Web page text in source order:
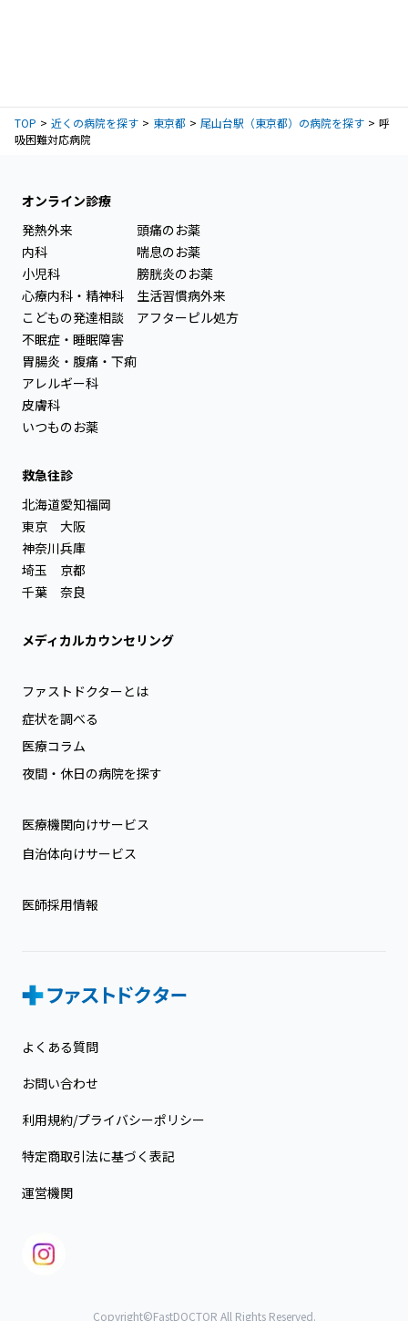
TOP 近くの病院を探す 東京都 尾山台駅（東京都）の病院を探す
呼
吸困難対応病院
オンライン診療
発熱外来
内科
小児科
心療内科・精神科
こどもの発達相談
不眠症・睡眠障害
胃腸炎・腹痛・下痢
アレルギー科
皮膚科
いつものお薬
頭痛のお薬
喘息のお薬
膀胱炎のお薬
生活習慣病外来
アフターピル処方
救急往診
北海道
東京
神奈川
埼玉
千葉
愛知
大阪
兵庫
京都
奈良
福岡
メディカルカウンセリング
ファストドクターとは
症状を調べる
医療コラム
夜間・休日の病院を探す
医療機関向けサービス
自治体向けサービス
医師採用情報
よくある質問
お問い合わせ
利用規約/プライバシーポリシー
特定商取引法に基づく表記
運営機関
Copyright©FastDOCTOR All Rights Reserved.